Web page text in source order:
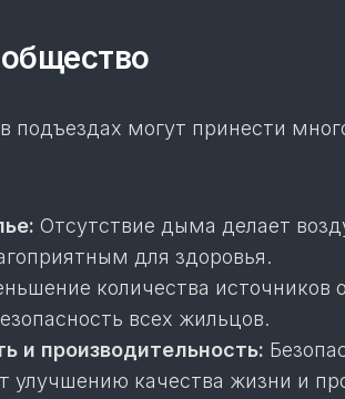
подъездах могут принести
Отсутствие дыма делает
для здоровья.
количества источников
всех жильцов.
и производительность:
улучшению качества жизни и